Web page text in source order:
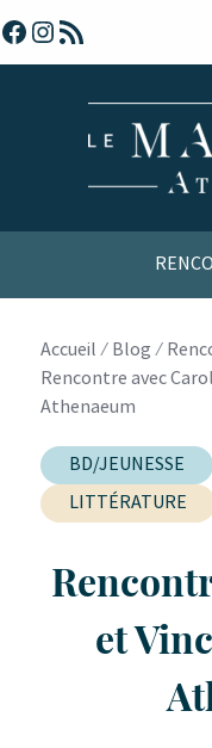
vers
le
Facebook
Instagram
Flux RSS
Accueil ⁄ Blog ⁄
Rencontre avec
Athenaeum
BD/JEUNESSE
LITTÉRATURE
et